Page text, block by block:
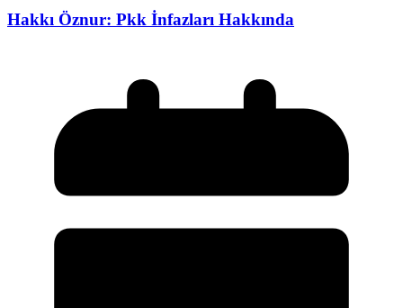
Hakkı Öznur: Pkk İnfazları Hakkında